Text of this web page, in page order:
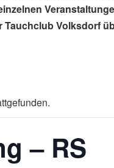
Tauchclub Volksdorf
– RS